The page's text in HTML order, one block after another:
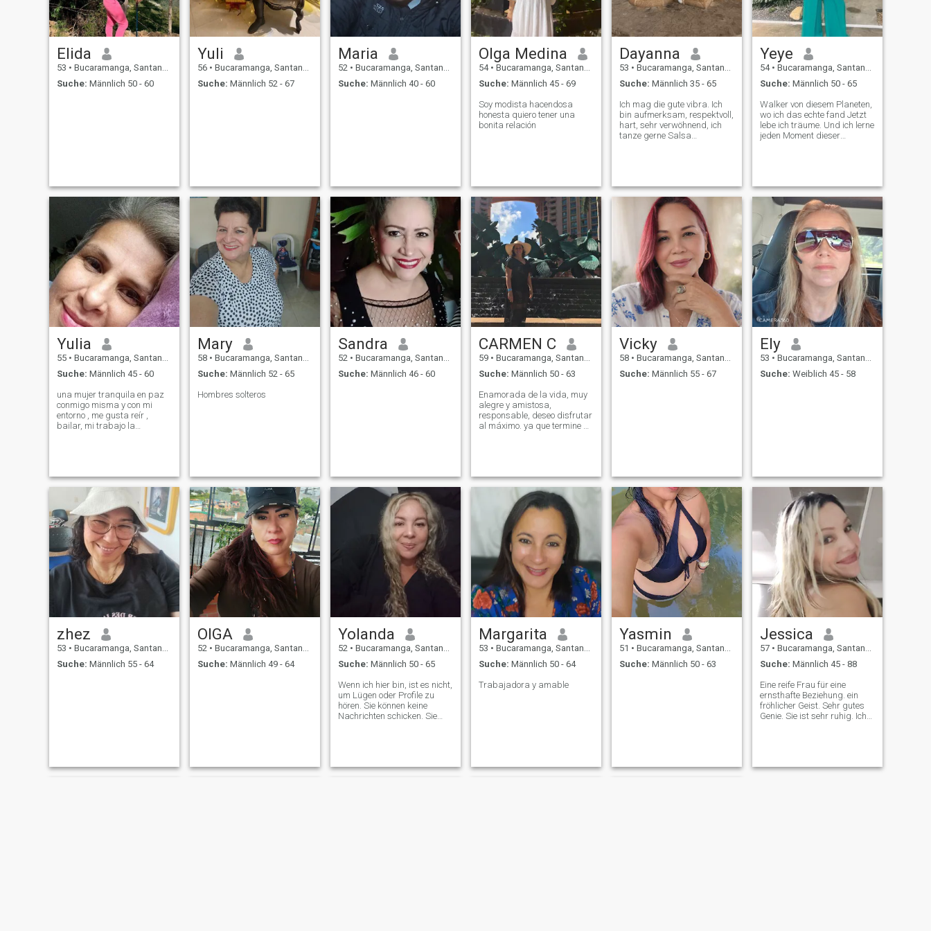
Música, hacer ejercicio,
Disfrutar la Naturaleza,
Conversar y Compartir con
und dank Gott gestärkt Du
ermutigst dich, für immer
diese Gesellschaft zu sein 😘
Elida
53 • Bucaramanga, Santander, Kolumbien
Suche: Männlich 50 - 60
Yuli
56 • Bucaramanga, Santander, Kolumbien
Suche: Männlich 52 - 67
Maria
52 • Bucaramanga, Santander, Kolumbien
Suche: Männlich 40 - 60
Olga Medina
54 • Bucaramanga, Santander, Kolumbien
Suche: Männlich 45 - 69
Soy modista hacendosa
honesta quiero tener una
bonita relación
Dayanna
53 • Bucaramanga, Santander, Kolumbien
Suche: Männlich 35 - 65
Ich mag die gute vibra. Ich
bin aufmerksam, respektvoll,
hart, sehr verwöhnend, ich
tanze gerne Salsa
Yeye
54 • Bucaramanga, Santander, Kolumbien
Suche: Männlich 50 - 65
Walker von diesem Planeten,
wo ich das echte fand Jetzt
lebe ich träume. Und ich lerne
jeden Moment dieser
Yulia
55 • Bucaramanga, Santander, Kolumbien
Suche: Männlich 45 - 60
una mujer tranquila en paz
conmigo misma y con mi
entorno , me gusta reír ,
bailar, mi trabajo la
Mary
58 • Bucaramanga, Santander, Kolumbien
Suche: Männlich 52 - 65
Hombres solteros
Sandra
52 • Bucaramanga, Santander, Kolumbien
Suche: Männlich 46 - 60
CARMEN C
59 • Bucaramanga, Santander, Kolumbien
Suche: Männlich 50 - 63
Enamorada de la vida, muy
alegre y amistosa,
responsable, deseo disfrutar
al máximo. ya que termine mi
Vicky
58 • Bucaramanga, Santander, Kolumbien
Suche: Männlich 55 - 67
Ely
53 • Bucaramanga, Santander, Kolumbien
Suche: Weiblich 45 - 58
zhez
53 • Bucaramanga, Santander, Kolumbien
Suche: Männlich 55 - 64
OlGA
52 • Bucaramanga, Santander, Kolumbien
Suche: Männlich 49 - 64
Yolanda
52 • Bucaramanga, Santander, Kolumbien
Suche: Männlich 50 - 65
Wenn ich hier bin, ist es nicht,
um Lügen oder Profile zu
hören. Sie können keine
Nachrichten schicken. Sie
Margarita
53 • Bucaramanga, Santander, Kolumbien
Suche: Männlich 50 - 64
Trabajadora y amable
Yasmin
51 • Bucaramanga, Santander, Kolumbien
Suche: Männlich 50 - 63
Jessica
57 • Bucaramanga, Santander, Kolumbien
Suche: Männlich 45 - 88
Eine reife Frau für eine
ernsthafte Beziehung. ein
fröhlicher Geist. Sehr gutes
Genie. Sie ist sehr ruhig. Ich
Gastronomie. Ich liebe die